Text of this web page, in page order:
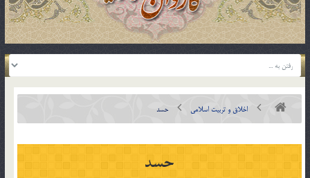
اخلاق و تربیت اسلامی حسد
حسد